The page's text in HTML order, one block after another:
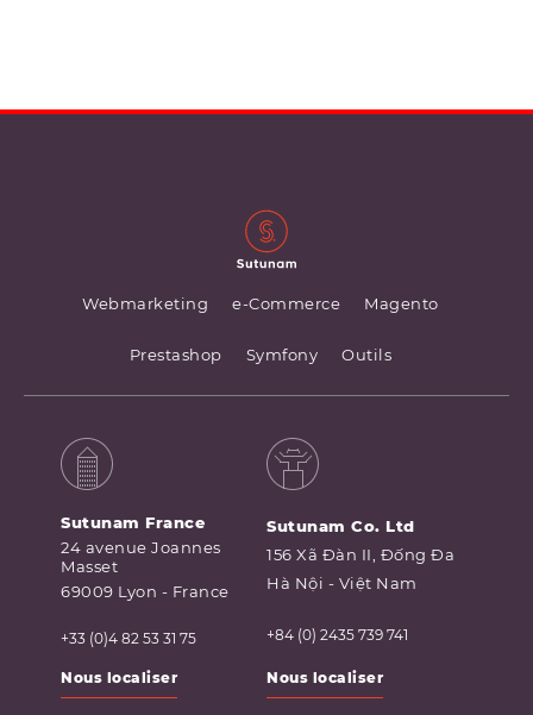
Webmarketing e-Commerce Magento
Prestashop Symfony Outils
Sutunam France
24 avenue Joannes
Masset
69009 Lyon - France
+33 (0)4 82 53 31 75
Nous localiser
Sutunam Co. Ltd
156 Xã Đàn II, Đống Đa
Hà Nội - Việt Nam
+84 (0) 2435 739 741
Nous localiser